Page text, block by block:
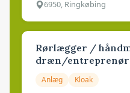
6950, Ringkøbing
Rørlægger /
dræn/
Anlæg Kloak